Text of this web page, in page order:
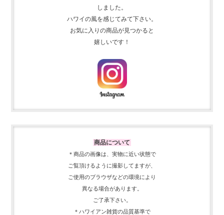
しました。
ハワイの風を感じてみて下さい。
お気に入りの商品が見つかると
嬉しいです！
商品について
＊商品の画像は、実物に近い状態で
ご覧頂けるように撮影してますが、
ご使用のブラウザなどの環境により
異なる場合があります。
ご了承下さい。
＊ハワイアン雑貨の品質基準で